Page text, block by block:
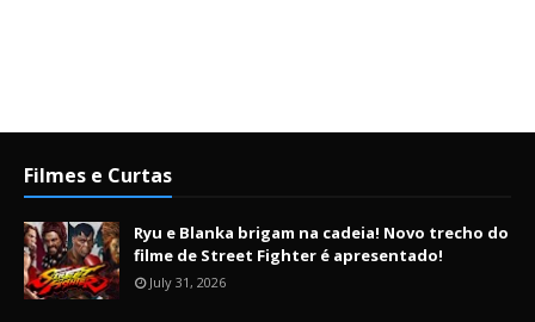
Filmes e Curtas
Ryu e Blanka brigam na cadeia! Novo trecho do
filme de Street Fighter é apresentado!
July 31, 2026